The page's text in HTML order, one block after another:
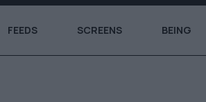
FEEDS SCREENS BEING